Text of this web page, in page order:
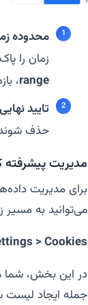
محدوده
زمان را
range،
تایید
حذف
مدیریت پیشرفته
برای مدیریت
می‌توانید به مسیر
> Cookies
در این بخش، شما
جمله ایجاد لیست